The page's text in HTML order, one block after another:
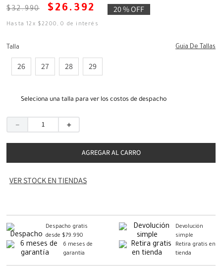
$32.990 $ 26 . 392 20 %OFF
Hasta12 x $2200 ,0 de interés
Talla Guia De Tallas
26 27 28 29
Seleciona una talla para ver los costos de despacho
＋
－
AGREGAR AL CARRO
VER STOCK EN TIENDAS
Despacho gratis
desde $79.990
Devolución
simple
6 meses de
garantía
Retira gratis en
tienda